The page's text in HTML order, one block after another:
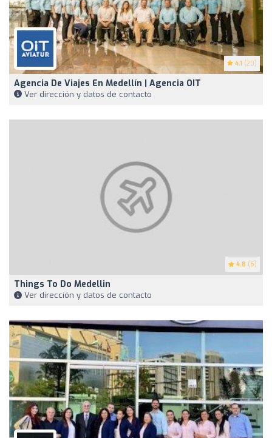
4.1 (20)
Agencia De Viajes En Medellín | Agencia OIT ️
Ver dirección y datos de contacto
4.8 (6)
Things To Do Medellin
Ver dirección y datos de contacto